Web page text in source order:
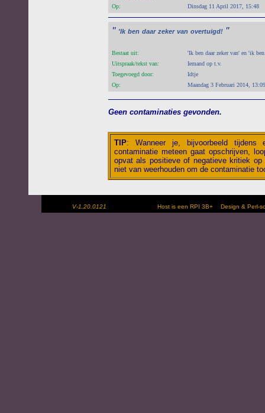
Op:
Dinsdag 11 April 2017, 15:48
" 'Ik ben daar zeker van overtuigd! "
Bestaat uit:
'Ik ben daar zeker van' en 'ik
Uitspraak/tekst van:
Iemand op t.v.
Toegevoegd door:
Idtje
Op:
Maandag 3 Februari 2014, 13:09
Geen contaminaties gevonden.
TIP: Wanneer je, bijvoorbeeld tijdens
contaminatie meteen gaat opschrijven,
opvat als positieve of negatieve kritiek
niet van weerhouden om de contaminatie
V-1.20.0121 Host is een RPI 3B+ Design &